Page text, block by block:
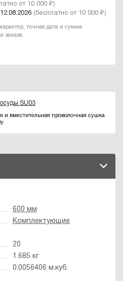
от 10 000 ₽)
(бесплатно от 10 000 ₽)
точная дата и сумма
заказа.
SU03
и вместительная проволочная сушка
600 мм
Комплектующие
20
1.685 кг
0.0056406 м.куб.